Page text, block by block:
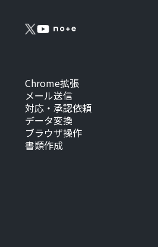
Chrome拡張
メール送信
対応・承認依頼
データ変換
ブラウザ操作
書類作成